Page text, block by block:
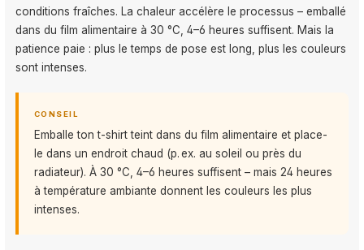
conditions fraîches. La chaleur accélère le processus – emballé
dans du film alimentaire à 30 °C, 4–6 heures suffisent. Mais la
patience paie : plus le temps de pose est long, plus les couleurs
sont intenses.
CONSEIL
Emballe ton t-shirt teint dans du film alimentaire et place-
le dans un endroit chaud (p. ex. au soleil ou près du
radiateur). À 30 °C, 4–6 heures suffisent – mais 24 heures
à température ambiante donnent les couleurs les plus
intenses.